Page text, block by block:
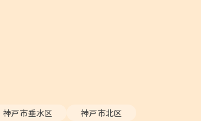
神戸市垂水区 神戸市北区